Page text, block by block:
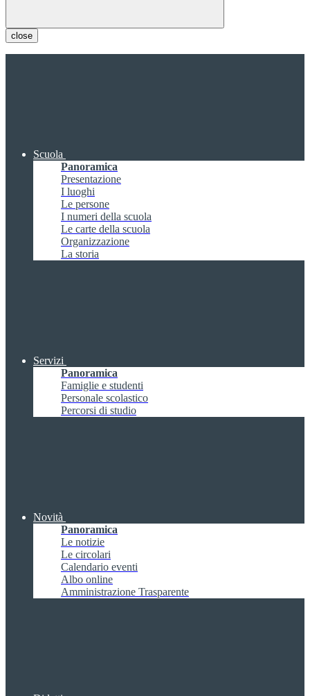
close
Scuola
Panoramica
Presentazione
I luoghi
Le persone
I numeri della scuola
Le carte della scuola
Organizzazione
La storia
Servizi
Panoramica
Famiglie e studenti
Personale scolastico
Percorsi di studio
Novità
Panoramica
Le notizie
Le circolari
Calendario eventi
Albo online
Amministrazione Trasparente